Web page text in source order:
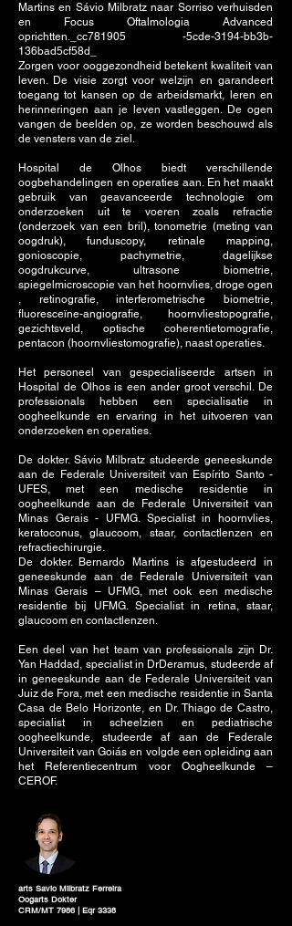
Martins en Sávio Milbratz naar Sorriso verhuisden
en Focus Oftalmologia Advanced
oprichtten._cc781905 -5cde-3194-bb3b-
136bad5cf58d_
Zorgen voor ooggezondheid betekent kwaliteit van
leven. De visie zorgt voor welzijn en garandeert
toegang tot kansen op de arbeidsmarkt, leren en
herinneringen aan je leven vastleggen. De ogen
vangen de beelden op, ze worden beschouwd als
de vensters van de ziel.
Hospital de Olhos biedt verschillende
oogbehandelingen en operaties aan. En het maakt
gebruik van geavanceerde technologie om
onderzoeken uit te voeren zoals refractie
(onderzoek van een bril), tonometrie (meting van
oogdruk), funduscopy, retinale mapping,
gonioscopie, pachymetrie, dagelijkse
oogdrukcurve, ultrasone biometrie,
spiegelmicroscopie van het hoornvlies, droge ogen
, retinografie, interferometrische biometrie,
fluoresceïne-angiografie, hoornvliestopografie,
gezichtsveld, optische coherentietomografie,
pentacon (hoornvliestomografie), naast operaties.
Het personeel van gespecialiseerde artsen in
Hospital de Olhos is een ander groot verschil. De
professionals hebben een specialisatie in
oogheelkunde en ervaring in het uitvoeren van
onderzoeken en operaties.
De dokter. Sávio Milbratz studeerde geneeskunde
aan de Federale Universiteit van Espírito Santo -
UFES, met een medische residentie in
oogheelkunde aan de Federale Universiteit van
Minas Gerais - UFMG. Specialist in hoornvlies,
keratoconus, glaucoom, staar, contactlenzen en
refractiechirurgie.
De dokter. Bernardo Martins is afgestudeerd in
geneeskunde aan de Federale Universiteit van
Minas Gerais – UFMG, met ook een medische
residentie bij UFMG. Specialist in retina, staar,
glaucoom en contactlenzen.
Een deel van het team van professionals zijn Dr.
Yan Haddad, specialist in DrDeramus, studeerde af
in geneeskunde aan de Federale Universiteit van
Juiz de Fora, met een medische residentie in Santa
Casa de Belo Horizonte, en Dr. Thiago de Castro,
specialist in scheelzien en pediatrische
oogheelkunde, studeerde af aan de Federale
Universiteit van Goiás en volgde een opleiding aan
het Referentiecentrum voor Oogheelkunde –
CEROF.
arts Savio Milbratz Ferreira
Oogarts Dokter
CRM/MT 7986 | Eqr 3338